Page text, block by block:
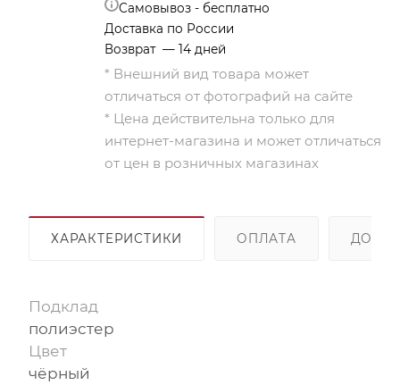
Самовывоз - бесплатно
Доставка по России
Возврат — 14 дней
* Внешний вид товара может
отличаться от фотографий на сайте
* Цена действительна только для
интернет-магазина и может отличаться
от цен в розничных магазинах
ХАРАКТЕРИСТИКИ ОПЛАТА
Подклад
полиэстер
Цвет
чёрный